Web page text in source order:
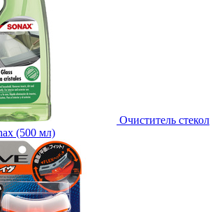
Очиститель стекол
(500 мл)